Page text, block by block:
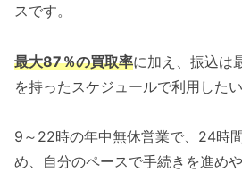
スです。
最大87％の買取率に加え、振込は
を持ったスケジュールで利用した
9～22時の年中無休営業で、24時
め、自分のペースで手続きを進め